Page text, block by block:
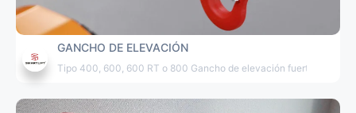
GANCHO DE ELEVACIÓN
Tipo 400, 600, 600 RT o 800 Gancho de elevación fuerte con un